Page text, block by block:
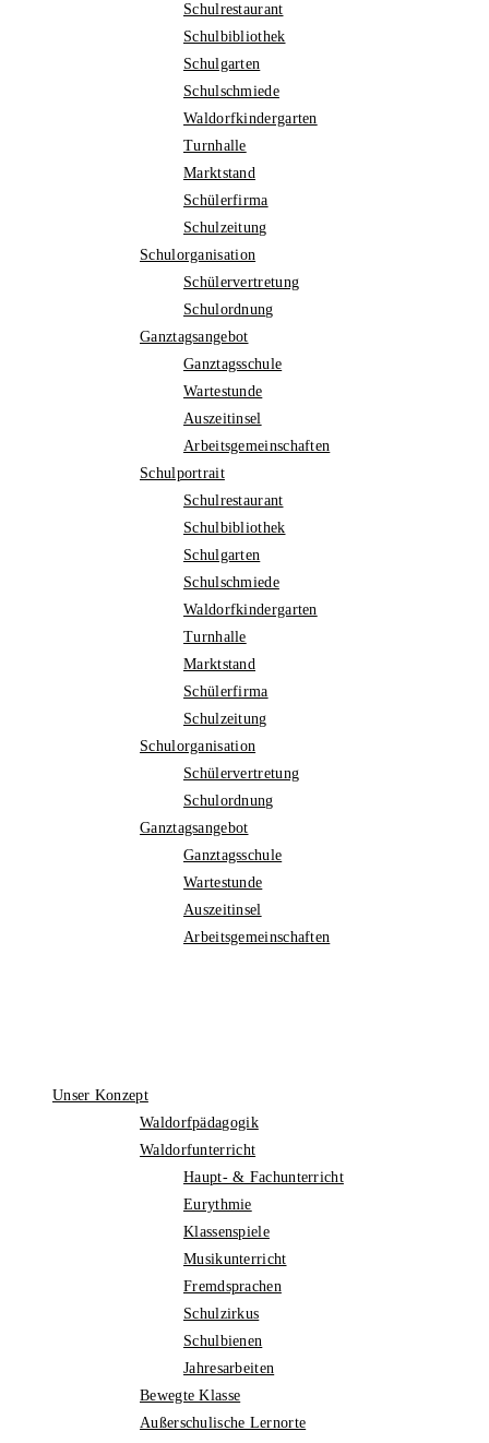
Schulrestaurant
Schulbibliothek
Schulgarten
Schulschmiede
Waldorfkindergarten
Turnhalle
Marktstand
Schülerfirma
Schulzeitung
Schulorganisation
Schülervertretung
Schulordnung
Ganztagsangebot
Ganztagsschule
Wartestunde
Auszeitinsel
Arbeitsgemeinschaften
Schulportrait
Schulrestaurant
Schulbibliothek
Schulgarten
Schulschmiede
Waldorfkindergarten
Turnhalle
Marktstand
Schülerfirma
Schulzeitung
Schulorganisation
Schülervertretung
Schulordnung
Ganztagsangebot
Ganztagsschule
Wartestunde
Auszeitinsel
Arbeitsgemeinschaften
Unser Konzept
Waldorfpädagogik
Waldorfunterricht
Haupt- & Fachunterricht
Eurythmie
Klassenspiele
Musikunterricht
Fremdsprachen
Schulzirkus
Schulbienen
Jahresarbeiten
Bewegte Klasse
Außerschulische Lernorte